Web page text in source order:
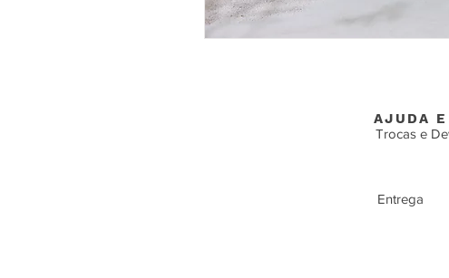
AJUDA E
Trocas e
Entrega